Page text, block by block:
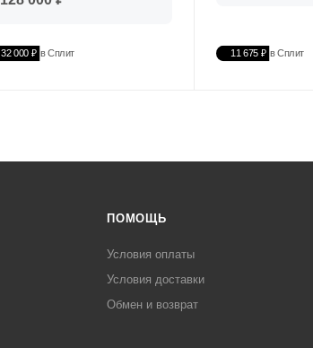
32 000 ₽ в Сплит 11 675 ₽ в Сплит
ПОМОЩЬ
Условия оплаты
Условия доставки
Обмен и возврат